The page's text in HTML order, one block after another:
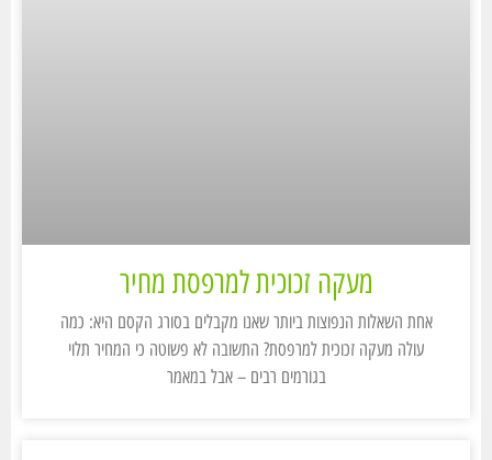
מעקה זכוכית למרפסת מחיר
אחת השאלות הנפוצות ביותר שאנו מקבלים בסורג הקסם היא: כמה
עולה מעקה זכוכית למרפסת? התשובה לא פשוטה כי המחיר תלוי
בגורמים רבים – אבל במאמר